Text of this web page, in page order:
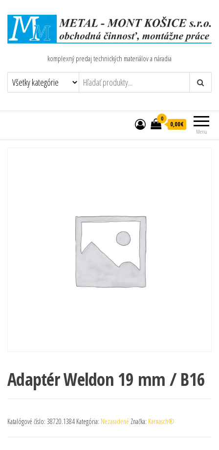
komplexný predaj technických materiálov a náradia
Menu
0
0,00€
Adaptér Weldon 19 mm / B16
Katalógové číslo: 38720.1384 Kategória: Nezaradené Značka: Karnasch®